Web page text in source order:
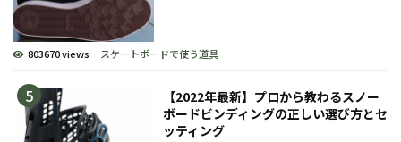
803670 views スケートボードで使う道具
【2022年最新】プロから教わるスノー
ボードビンディングの正しい選び方とセ
ッティング